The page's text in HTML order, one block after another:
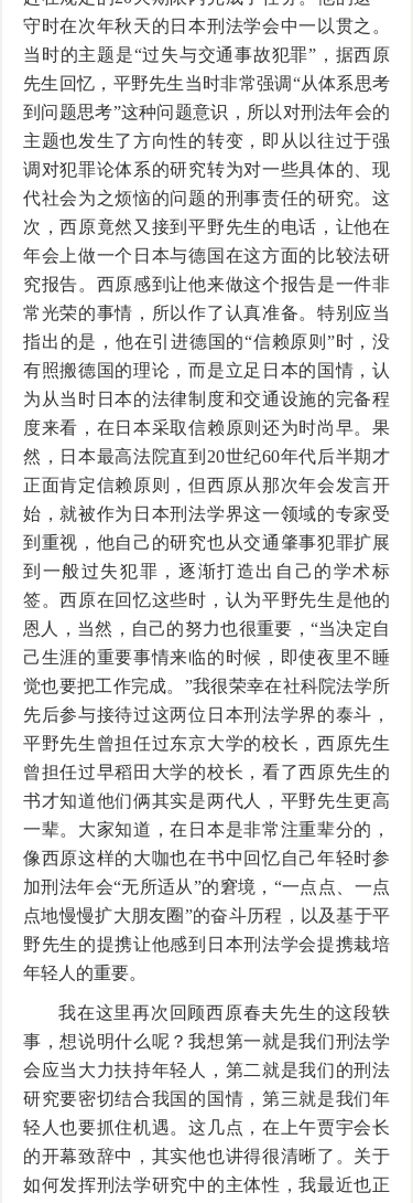
守时在次年秋天的日本刑法学会中一以贯之。
当时的主题是“过失与交通事故犯罪”，据西原
先生回忆，平野先生当时非常强调“从体系思考
到问题思考”这种问题意识，所以对刑法年会的
主题也发生了方向性的转变，即从以往过于强
调对犯罪论体系的研究转为对一些具体的、现
代社会为之烦恼的问题的刑事责任的研究。这
次，西原竟然又接到平野先生的电话，让他在
年会上做一个日本与德国在这方面的比较法研
究报告。西原感到让他来做这个报告是一件非
常光荣的事情，所以作了认真准备。特别应当
指出的是，他在引进德国的“信赖原则”时，没
有照搬德国的理论，而是立足日本的国情，认
为从当时日本的法律制度和交通设施的完备程
度来看，在日本采取信赖原则还为时尚早。果
然，日本最高法院直到 20世纪60年代后半期才
正面肯定信赖原则，但西原从那次年会发言开
始，就被作为日本刑法学界这一领域的专家受
到重视，他自己的研究也从交通肇事犯罪扩展
到一般过失犯罪，逐渐打造出自己的学术标
签。西原在回忆这些时，认为平野先生是他的
恩人，当然，自己的努力也很重要，“当决定自
己生涯的重要事情来临的时候，即使夜里不睡
觉也要把工作完成。”我很荣幸在社科院法学所
先后参与接待过这两位日本刑法学界的泰斗，
平野先生曾担任过东京大学的校长，西原先生
曾担任过早稻田大学的校长，看了西原先生的
书才知道他们俩其实是两代人，平野先生更高
一辈。大家知道，在日本是非常注重辈分的，
像西原这样的大咖也在书中回忆自己年轻时参
加刑法年会“无所适从”的窘境，“一点点、一点
点地慢慢扩大朋友圈”的奋斗历程，以及基于平
野先生的提携让他感到日本刑法学会提携栽培
年轻人的重要。
我在这里再次回顾西原春夫先生的这段轶
事，想说明什么呢？我想第一就是我们刑法学
会应当大力扶持年轻人，第二就是我们的刑法
研究要密切结合我国的国情，第三就是我们年
轻人也要抓住机遇。这几点，在上午贾宇会长
的开幕致辞中，其实他也讲得很清晰了。关于
如何发挥刑法学研究中的主体性，我最近也正